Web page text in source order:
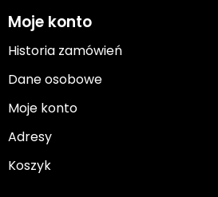
Moje konto
Historia zamówień
Dane osobowe
Moje konto
Adresy
Koszyk